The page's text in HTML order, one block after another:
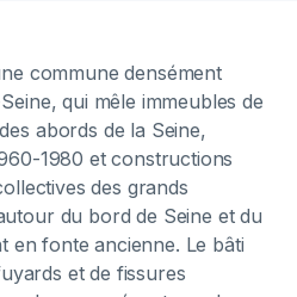
commune densément
qui mêle immeubles de
abords de la Seine,
1980 et constructions
des grands
du bord de Seine et du
en fonte ancienne. Le bâti
et de fissures